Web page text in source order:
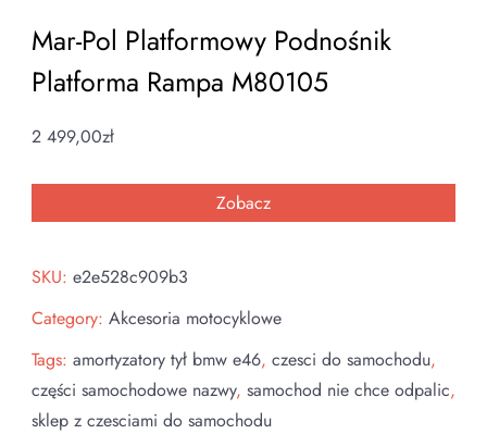
Mar-Pol Platformowy Podnośnik
Platforma Rampa M80105
2 499,00zł
Zobacz
SKU: e2e528c909b3
Category: Akcesoria motocyklowe
Tags: amortyzatory tył bmw e46, czesci do samochodu,
części samochodowe nazwy, samochod nie chce odpalic,
sklep z czesciami do samochodu